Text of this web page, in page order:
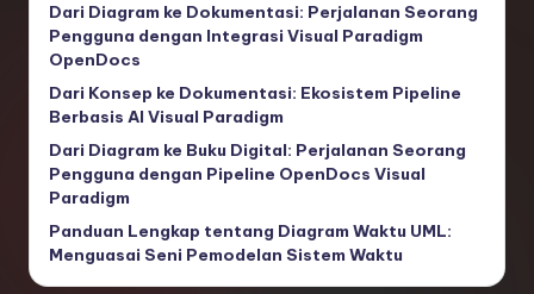
Dari Diagram ke Dokumentasi: Perjalanan Seorang
Pengguna dengan Integrasi Visual Paradigm
OpenDocs
Dari Konsep ke Dokumentasi: Ekosistem Pipeline
Berbasis AI Visual Paradigm
Dari Diagram ke Buku Digital: Perjalanan Seorang
Pengguna dengan Pipeline OpenDocs Visual
Paradigm
Panduan Lengkap tentang Diagram Waktu UML:
Menguasai Seni Pemodelan Sistem Waktu